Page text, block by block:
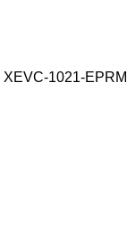
XEVC-1021-EPRM